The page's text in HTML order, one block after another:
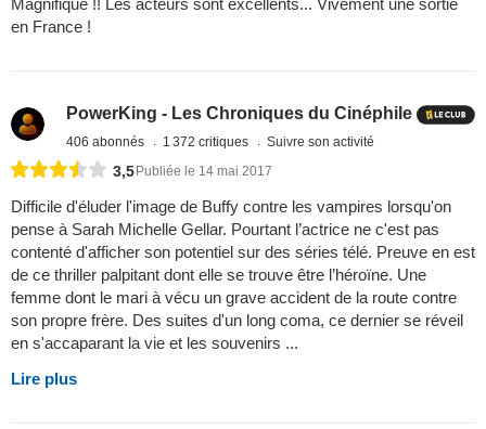
Magnifique !! Les acteurs sont excellents... Vivement une sortie
en France !
PowerKing - Les Chroniques du Cinéphile
406 abonnés 1 372 critiques Suivre son activité
3,5 Publiée le 14 mai 2017
Difficile d'éluder l'image de Buffy contre les vampires lorsqu'on
pense à Sarah Michelle Gellar. Pourtant l’actrice ne c'est pas
contenté d'afficher son potentiel sur des séries télé. Preuve en est
de ce thriller palpitant dont elle se trouve être l’héroïne. Une
femme dont le mari à vécu un grave accident de la route contre
son propre frère. Des suites d'un long coma, ce dernier se réveil
en s'accaparant la vie et les souvenirs ...
Lire plus